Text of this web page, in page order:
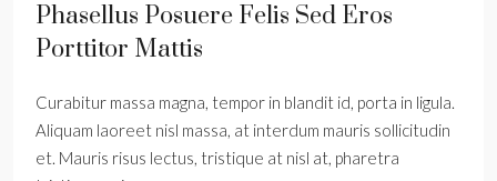
Phasellus Posuere Felis Sed Eros
Porttitor Mattis
Curabitur massa magna, tempor in blandit id, porta in ligula.
Aliquam laoreet nisl massa, at interdum mauris sollicitudin
et. Mauris risus lectus, tristique at nisl at, pharetra